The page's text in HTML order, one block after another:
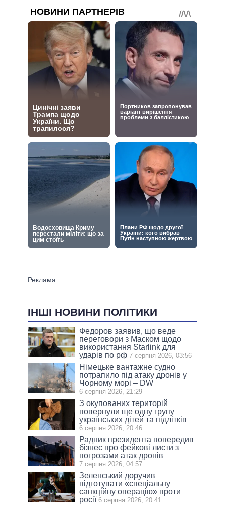
ІНШІ НОВИНИ ПОЛІТИКИ
Федоров заявив, що веде
переговори з Маском щодо
використання Starlink для
ударів по рф 7 серпня 2026, 03:56
Німецьке вантажне судно
потрапило під атаку дронів у
Чорному морі – DW
6 серпня 2026, 21:29
З окупованих територій
повернули ще одну групу
українських дітей та підлітків
6 серпня 2026, 20:46
Радник президента попередив
бізнес про фейкові листи з
погрозами атак дронів
7 серпня 2026, 04:57
Зеленський доручив
підготувати «спеціальну
санкційну операцію» проти
росії 6 серпня 2026, 20:41